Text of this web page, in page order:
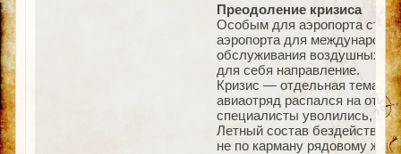
Преодоление кризиса
Особым для аэропорта стал
аэропорта для
обслуживания воздушных
для себя направление.
Кризис — отдельная тема.
авиаотряд распался на
специалисты уволились,
Летный состав
не по карману рядовому